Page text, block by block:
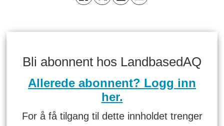
Bli abonnent hos LandbasedAQ
Allerede abonnent? Logg inn
her.
For å få tilgang til dette innholdet trenger